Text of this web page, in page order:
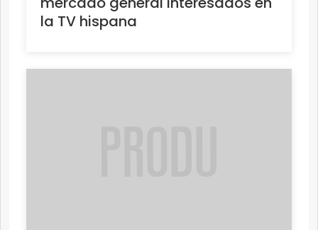
la TV hispana